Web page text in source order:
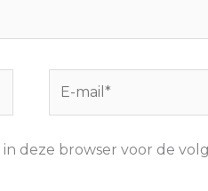
in deze browser voor de